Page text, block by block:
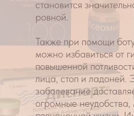
Как проходит